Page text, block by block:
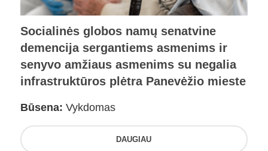
Socialinės globos namų senatvine
demencija sergantiems asmenims ir
senyvo amžiaus asmenims su negalia
infrastruktūros plėtra Panevėžio mieste
Būsena: Vykdomas
DAUGIAU